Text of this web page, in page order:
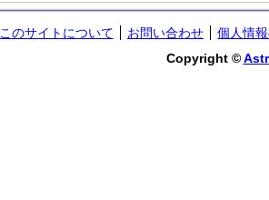
このサイトについて お問い合わせ
個人情
Copyright ©